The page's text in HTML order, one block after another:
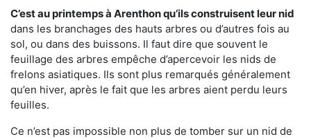
C’est au printemps à Arenthon qu’ils construisent leur nid
dans les branchages des hauts arbres ou d’autres fois au
sol, ou dans des buissons. Il faut dire que souvent le
feuillage des arbres empêche d’apercevoir les nids de
frelons asiatiques. Ils sont plus remarqués généralement
qu’en hiver, après le fait que les arbres aient perdu leurs
feuilles.
Ce n’est pas impossible non plus de tomber sur un nid de